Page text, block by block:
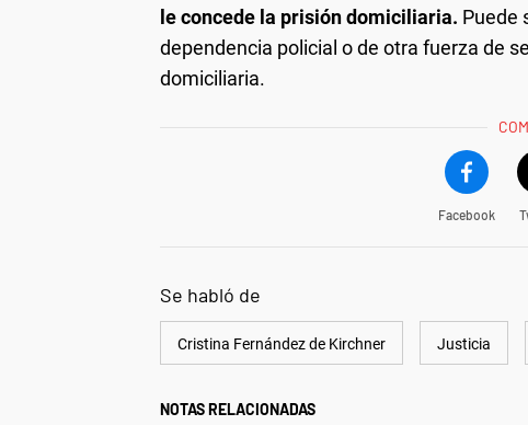
le concede la prisión domiciliaria. Puede
dependencia policial o de otra fuerza de
domiciliaria.
Facebook
Se habló de
Cristina Fernández de Kirchner Justicia
NOTAS RELACIONADAS